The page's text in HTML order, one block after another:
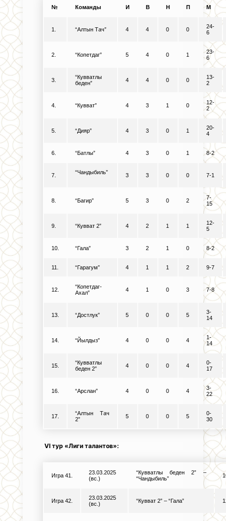
№ Команды И В Н П М
1. “Алтын Тач” 4 4 0 0
24-
6
2. “Копетдаг” 5 4 0 1
23-
6
3.
“Кувватлы
беден”
4 4 0 0
13-
2
4. “Кувват” 4 3 1 0
12-
2
5. “Дияр” 4 3 0 1
20-
4
6. “Батлы” 4 3 0 1 8-2
7. “Чандыбиль” 3 3 0 0 7-1
8. “Багир” 5 3 0 2
7-
15
9. “Кувват 2” 4 2 1 1
12-
5
10. “Гала” 3 2 1 0 8-2
11. “Гарагум” 4 1 1 2 9-7
12.
“Копетдаг-
Ахал”
4 1 0 3 7-8
13. “Достлук” 5 0 0 5
3-
14
14. “Йылдыз” 4 0 0 4
1-
14
15.
“Кувватлы
беден 2”
4 0 0 4
0-
17
16. “Арслан” 4 0 0 4
3-
22
17.
“Алтын Тач
2”
5 0 0 5
0-
30
VI тур «Лиги талантов»:
Игра 41.
23.03.2025
(вс.)
“Кувватлы беден 2” –
“Чандыбиль”
Игра 42.
23.03.2025
(вс.)
“Кувват 2” – “Гала”